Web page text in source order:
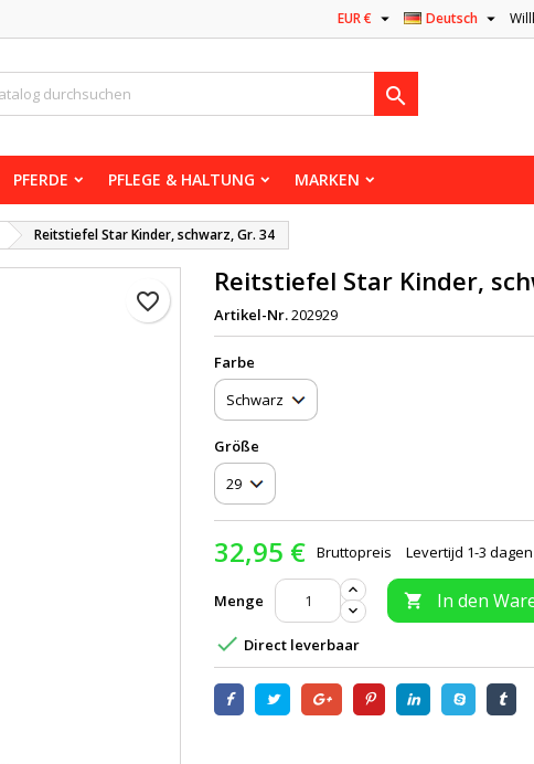
Deutsch 
EUR € 

PFERDE PFLEGE & HALTUNG MARKEN
Reitstiefel Star Kinder, schwarz, Gr. 34
favorite_border
Reitstiefel Star Kinder,
Artikel-Nr.202929
Farbe
Größe
32,95 € Bruttopreis Levertijd 1-3 dagen
Menge  In den
 Direct leverbaar